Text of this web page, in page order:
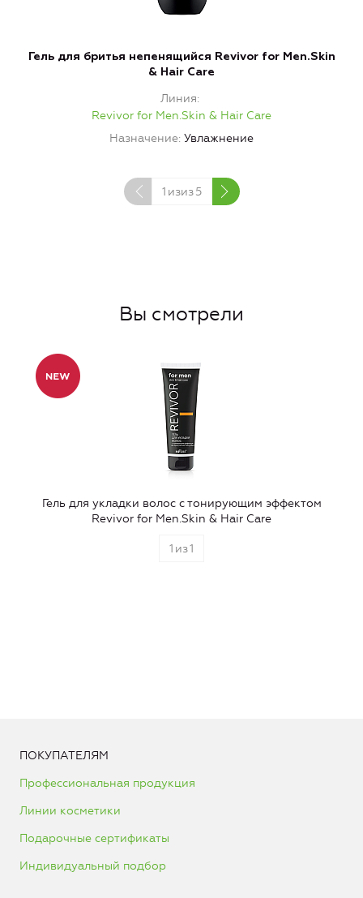
Гель для бритья непенящийся Revivor for Men.Skin
& Hair Care
Линия
Revivor for Men.Skin & Hair Care
Назначение Увлажнение
1 изиз 5
Вы смотрели
Гель для укладки волос с тонирующим эффектом
Revivor for Men.Skin & Hair Care
1 из1
ПОКУПАТЕЛЯМ
Профессиональная продукция
Линии косметики
Подарочные сертификаты
Индивидуальный подбор